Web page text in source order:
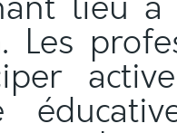
Les